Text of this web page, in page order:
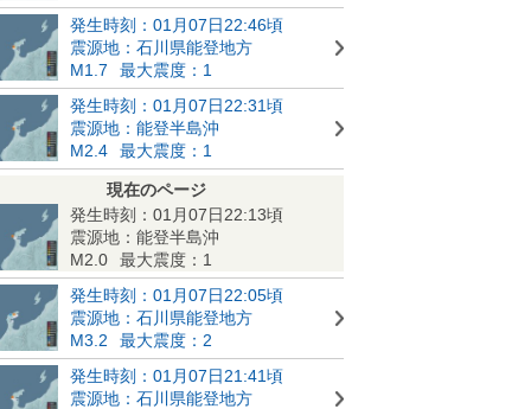
発生時刻：01月07日22:46頃
震源地：石川県能登地方
M1.7
最大震度：1
発生時刻：01月07日22:31頃
震源地：能登半島沖
M2.4
最大震度：1
現在のページ
発生時刻：01月07日22:13頃
震源地：能登半島沖
M2.0
最大震度：1
発生時刻：01月07日22:05頃
震源地：石川県能登地方
M3.2
最大震度：2
発生時刻：01月07日21:41頃
震源地：石川県能登地方